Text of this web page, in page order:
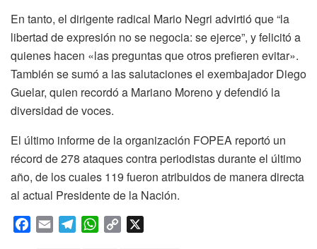
En tanto, el dirigente radical Mario Negri advirtió que “la
libertad de expresión no se negocia: se ejerce”, y felicitó a
quienes hacen «las preguntas que otros prefieren evitar».
También se sumó a las salutaciones el exembajador Diego
Guelar, quien recordó a Mariano Moreno y defendió la
diversidad de voces.
El último informe de la organización FOPEA reportó un
récord de 278 ataques contra periodistas durante el último
año, de los cuales 119 fueron atribuidos de manera directa
al actual Presidente de la Nación.
W